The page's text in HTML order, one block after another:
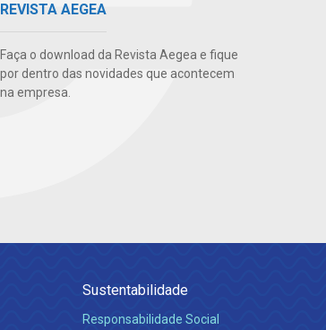
REVISTA AEGEA
Faça o download da Revista Aegea e fique
por dentro das novidades que acontecem
na empresa.
Sustentabilidade
Responsabilidade Social